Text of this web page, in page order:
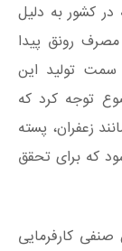
کشور به دلیل
رونق پیدا
تولید این
توجه کرد که
زعفران، پسته
که برای تحقق
کارفرمایی